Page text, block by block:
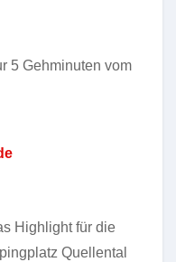
5 Gehminuten vom
Highlight für die
Quellental